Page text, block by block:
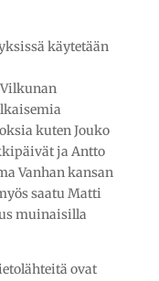
käytetään
kuten Jouko
ja Antto
Vanhan kansan
saatu Matti
muinaisilla
ovat